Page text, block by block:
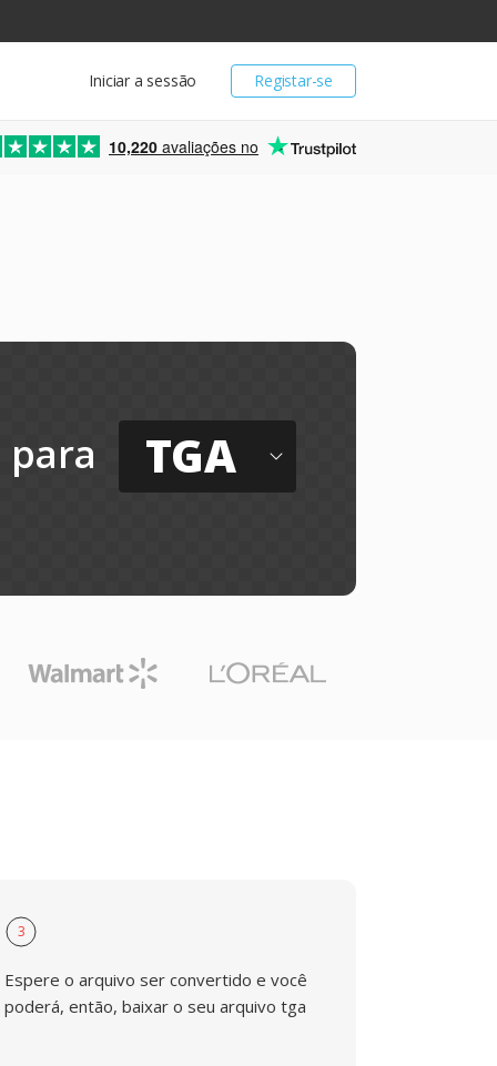
Registar-se
Iniciar a sessão
10,220 avaliações no
para TGA
3
Espere o arquivo ser convertido e você
poderá, então, baixar o seu arquivo tga